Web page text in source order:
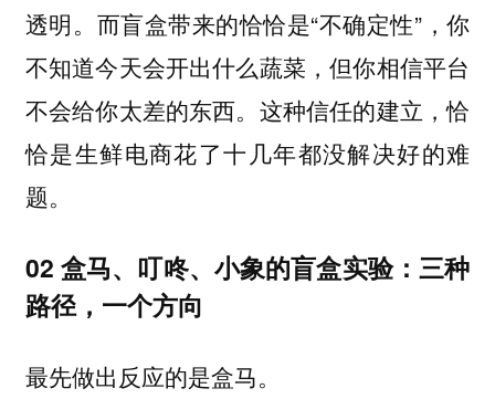
透明。而盲盒带来的恰恰是“不确定性”，你
不知道今天会开出什么蔬菜，但你相信平台
不会给你太差的东西。这种信任的建立，恰
恰是生鲜电商花了十几年都没解决好的难
题。
02 盒马、叮咚、小象的盲盒实验：三种
路径，一个方向
最先做出反应的是盒马。